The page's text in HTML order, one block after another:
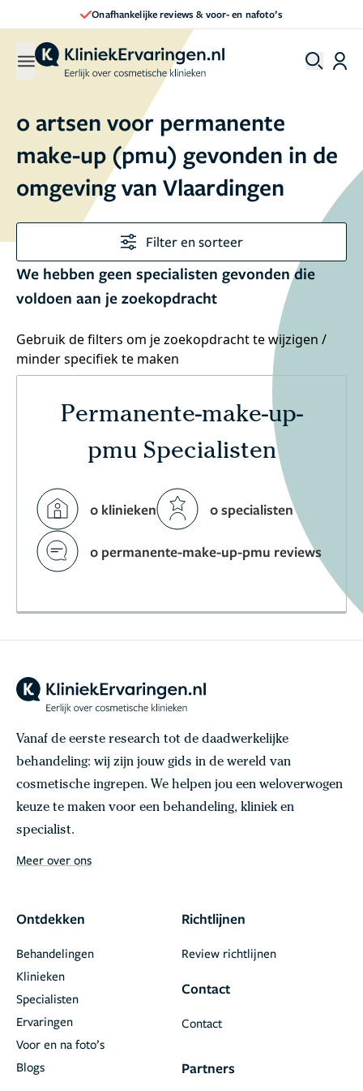
Onafhankelijke reviews & voor- en nafoto’s
0 artsen voor permanente
make-up (pmu) gevonden in de
omgeving van Vlaardingen
Filter en sorteer
We hebben geen specialisten gevonden die
voldoen aan je zoekopdracht
Gebruik de filters om je zoekopdracht te wijzigen /
minder specifiek te maken
Permanente-make-up-
pmu Specialisten
0 klinieken 0 specialisten
0 permanente-make-up-pmu reviews
Vanaf de eerste research tot de daadwerkelijke
behandeling: wij zijn jouw gids in de wereld van
cosmetische ingrepen. We helpen jou een weloverwogen
keuze te maken voor een behandeling, kliniek en
specialist.
Meer over ons
Ontdekken
Behandelingen
Klinieken
Specialisten
Ervaringen
Voor en na foto’s
Blogs
Richtlijnen
Review richtlijnen
Contact
Contact
Partners